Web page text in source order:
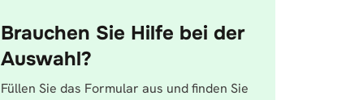
Brauchen Sie Hilfe bei der
Auswahl?
Füllen Sie das Formular aus und finden Sie